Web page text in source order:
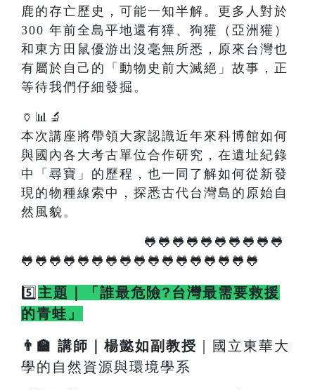
鹿的存亡歷史，可能一知半解。更多人對於
300 年前全島平地還有獐、狗獾（亞洲獾）
和東方田鼠優游出沒毫無所悉，原來台灣也
有屬於自己的「動物史前大滅絕」故事，正
等待我們仔細發掘。
🏺📊🔬
本次講座將帶領大家認識近年來科博館如何
與國內各大考古單位合作研究，在遺址紀錄
中「尋寶」的歷程，也一同了解如何從新發
現的物種線索中，探悉古代台灣島的原始自
然風貌。
🐸🐸🐸🐸🐸🐸🐸🐸🐸🐸
🐸🐸🐸🐸🐸🐸🐸🐸🐸🐸🐸🐸🐸🐸🐸🐸🐸
5️⃣ 主題｜「誰最危險?台灣最需要救援
的青蛙」
👨 🏫 講師｜楊懿如副教授 ｜國立東華大
學的自然資源與環境學系